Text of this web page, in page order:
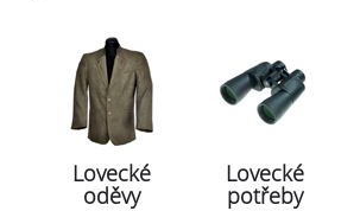
Lovecké
oděvy
Lovecké
potřeby